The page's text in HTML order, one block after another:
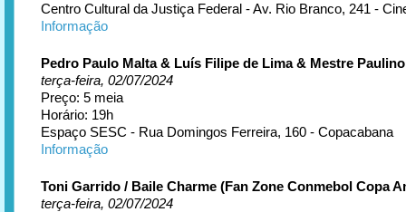
Centro Cultural da Justiça Federal - Av. Rio Branco, 241 -
Informação
Pedro Paulo Malta & Luís Filipe de Lima & Mestre
terça-feira, 02/07/2024
Preço: 5 meia
Horário: 19h
Espaço SESC - Rua Domingos Ferreira, 160 - Copacabana
Informação
Toni Garrido / Baile Charme (Fan Zone Conmebol Copa
terça-feira, 02/07/2024